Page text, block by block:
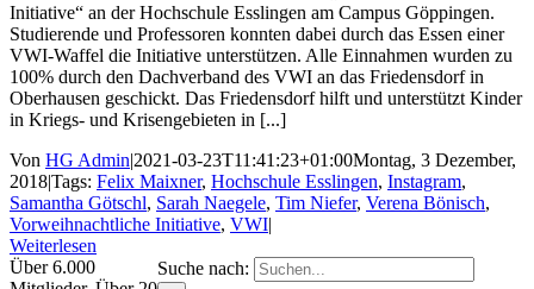
Initiative“ an der Hochschule Esslingen am Campus Göppingen.
Studierende und Professoren konnten dabei durch das Essen einer
VWI-Waffel die Initiative unterstützen. Alle Einnahmen wurden zu
100% durch den Dachverband des VWI an das Friedensdorf in
Oberhausen geschickt. Das Friedensdorf hilft und unterstützt Kinder
in Kriegs- und Krisengebieten in [...]
Von HG Admin|2021-03-23T11:41:23+01:00Montag, 3 Dezember,
2018|Tags: Felix Maixner, Hochschule Esslingen, Instagram,
Samantha Götschl, Sarah Naegele, Tim Niefer, Verena Bönisch,
Vorweihnachtliche Initiative, VWI|
Weiterlesen
Suche nach:
Über 6.000